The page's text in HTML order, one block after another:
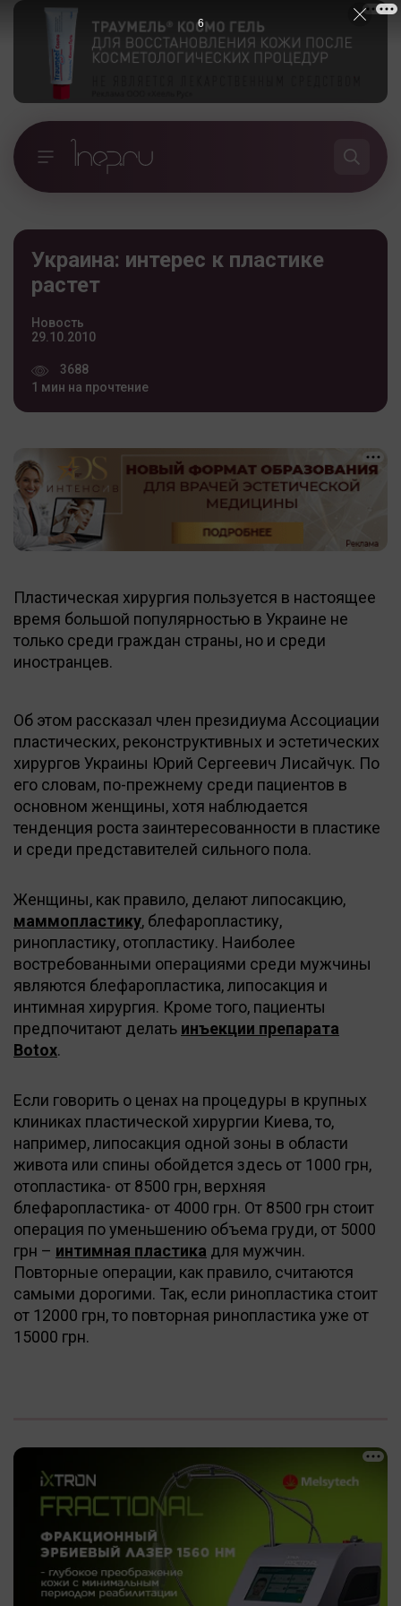
Украина: интерес к пластике
растет
Новость
29.10.2010
3688
1 мин на прочтение
Пластическая хирургия пользуется в настоящее
время большой популярностью в Украине не
только среди граждан страны, но и среди
иностранцев.
Об этом рассказал член президиума Ассоциации
пластических, реконструктивных и эстетических
хирургов Украины Юрий Сергеевич Лисайчук. По
его словам, по-прежнему среди пациентов в
основном женщины, хотя наблюдается
тенденция роста заинтересованности в пластике
и среди представителей сильного пола.
Женщины, как правило, делают липосакцию,
маммопластику, блефаропластику,
ринопластику, отопластику. Наиболее
востребованными операциями среди мужчины
являются блефаропластика, липосакция и
интимная хирургия. Кроме того, пациенты
предпочитают делать инъекции препарата
Botox.
Если говорить о ценах на процедуры в крупных
клиниках пластической хирургии Киева, то,
например, липосакция одной зоны в области
живота или спины обойдется здесь от 1000 грн,
отопластика- от 8500 грн, верхняя
блефаропластика- от 4000 грн. От 8500 грн стоит
операция по уменьшению объема груди, от 5000
грн – интимная пластика для мужчин.
Повторные операции, как правило, считаются
самыми дорогими. Так, если ринопластика стоит
от 12000 грн, то повторная ринопластика уже от
15000 грн.
5